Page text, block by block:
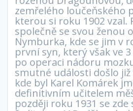
zemřelého loučeňského
kterou si roku 1902 vzal.
společně se svou ženou
Nymburka, kde se jim v
první syn, který však ve
po operaci nádoru
smutné události došlo již
kde byl Karel Komárek
definitivním učitelem
později roku 1931 se zde